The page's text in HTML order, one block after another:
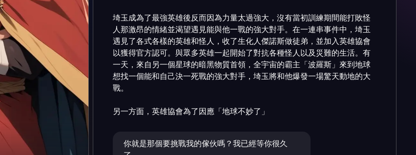
埼玉成為了最強英雄後反而因為力量太過強大，沒有當初訓練期間能打敗怪
人那激昂的情緒並渴望遇見能與他一戰的強大對手。在一連串事件中，埼玉
遇見了各式各樣的英雄和怪人，收了生化人傑諾斯做徒弟，並加入英雄協會
以獲得官方認可。與眾多英雄一起開始了對抗各種怪人以及災難的生活。有
一天，來自另一個星球的暗黑物質首領，全宇宙的霸主「波羅斯」來到地球
想找一個能和自己決一死戰的強大對手，埼玉將和他爆發一場驚天動地的大
戰。
另一方面，英雄協會為了因應「地球不妙了」
你就是那個要挑戰我的傢伙嗎？我已經等你很久